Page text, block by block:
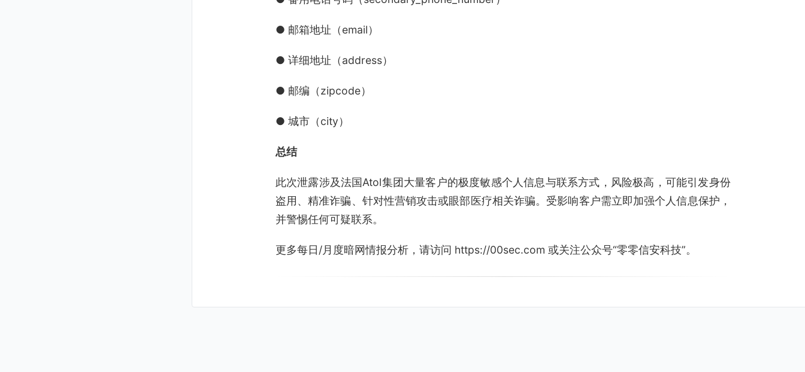
● 邮箱地址（email）
● 详细地址（address）
● 邮编（zipcode）
● 城市（city）
总结
此次泄露涉及法国Atol集团大量客户的极度敏感个人信息与联系方式，风险极高，可能引发身份
盗用、精准诈骗、针对性营销攻击或眼部医疗相关诈骗。受影响客户需立即加强个人信息保护，
并警惕任何可疑联系。
更多每日/月度暗网情报分析，请访问 https://00sec.com 或关注公众号“零零信安科技”。